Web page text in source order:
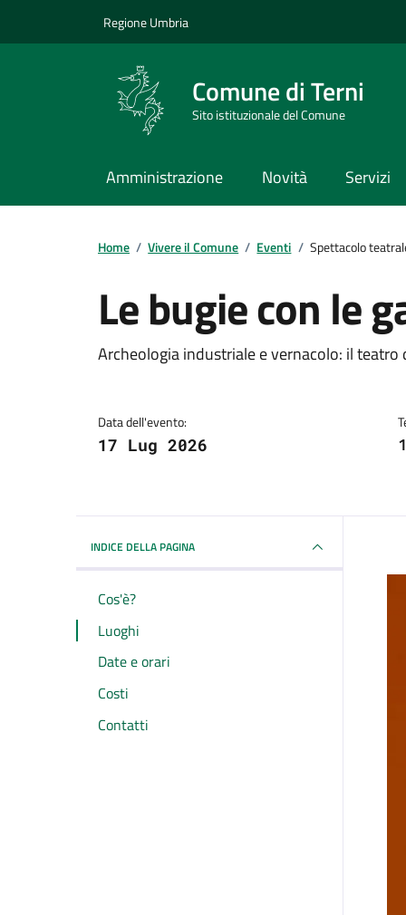
Regione Umbria
Comune di Terni
Sito istituzionale del Comune
Amministrazione Novità Servizi
Home / Vivere il Comune / Eventi / Spettacolo
Le bugie con le
Dettagli dell'evento
Archeologia industriale e vernacolo: il
Data dell'evento:
17 Lug 2026
INDICE DELLA PAGINA
Cos'è?
Luoghi
Date e orari
Costi
Contatti